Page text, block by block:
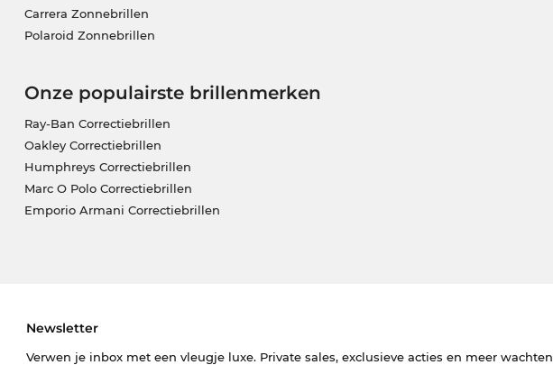
Carrera Zonnebrillen
Polaroid Zonnebrillen
Onze populairste brillenmerken
Ray-Ban Correctiebrillen
Oakley Correctiebrillen
Humphreys Correctiebrillen
Marc O Polo Correctiebrillen
Emporio Armani Correctiebrillen
Newsletter
Verwen je inbox met een vleugje luxe. Private sales, exclusieve acties en meer